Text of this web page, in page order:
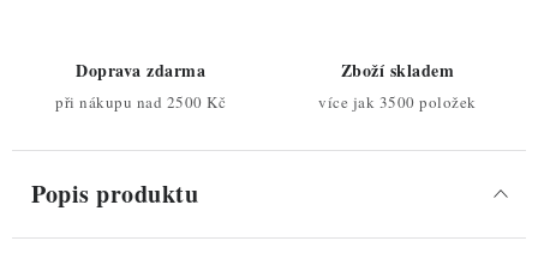
Doprava zdarma
při nákupu nad 2500 Kč
Zboží skladem
více jak 3500 položek
Popis produktu